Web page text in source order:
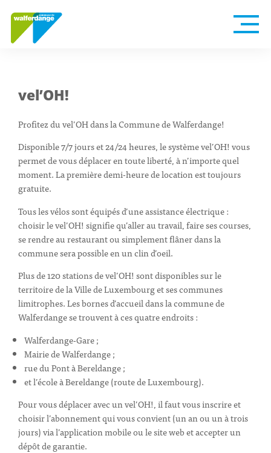
vel’OH!
Profitez du vel’OH dans la Commune de Walferdange!
Disponible 7/7 jours et 24/24 heures, le système vel’OH! vous
permet de vous déplacer en toute liberté, à n’importe quel
moment. La première demi-heure de location est toujours
gratuite.
Tous les vélos sont équipés d’une assistance électrique :
choisir le vel’OH! signifie qu’aller au travail, faire ses courses,
se rendre au restaurant ou simplement flâner dans la
commune sera possible en un clin d’oeil.
Plus de 120 stations de vel’OH! sont disponibles sur le
territoire de la Ville de Luxembourg et ses communes
limitrophes. Les bornes d’accueil dans la commune de
Walferdange se trouvent à ces quatre endroits :
Walferdange-Gare ;
Mairie de Walferdange ;
rue du Pont à Bereldange ;
et l’école à Bereldange (route de Luxembourg).
Pour vous déplacer avec un vel’OH!, il faut vous inscrire et
choisir l’abonnement qui vous convient (un an ou un à trois
jours) via l’application mobile ou le site web et accepter un
dépôt de garantie.